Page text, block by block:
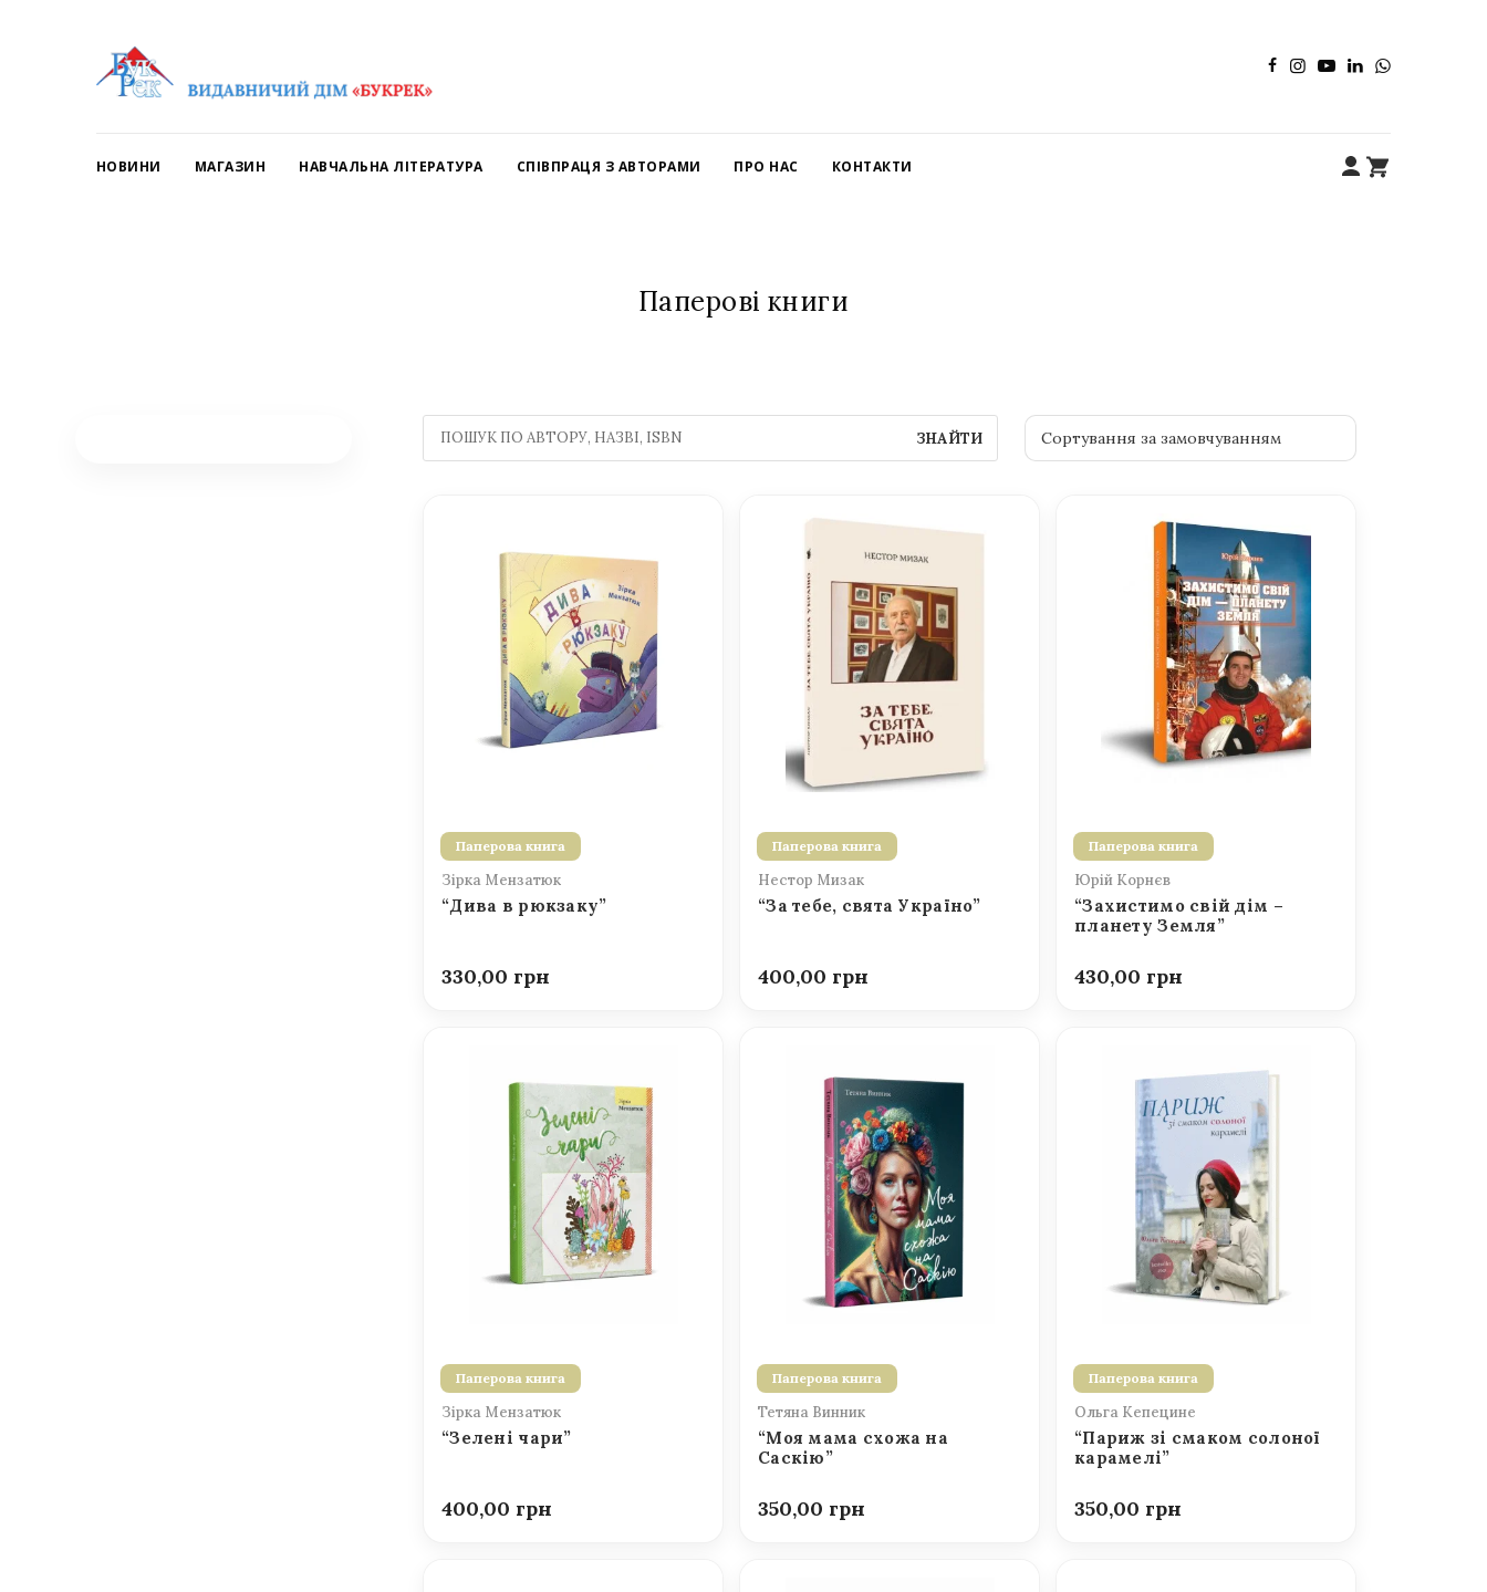
НОВИНИ МАГАЗИН НАВЧАЛЬНА ЛІТЕРАТУРА СПІВПРАЦЯ З АВТОРАМИ ПРО НАС КОНТАКТИ
Паперові книги
ЗНАЙТИ
Паперова книга
Зірка Мензатюк
“Дива в рюкзаку”
330,00
Паперова книга
Нестор Мизак
“За тебе, свята Україно”
400,00
Паперова книга
Юрій Корнєв
“Захистимо свій дім –
планету Земля”
430,00
Паперова книга
Зірка Мензатюк
“Зелені чари”
400,00
Паперова книга
Тетяна Винник
“Моя мама схожа на
Саскію”
350,00
Паперова книга
Ольга Кепецине
“Париж зі смаком солоної
карамелі”
350,00